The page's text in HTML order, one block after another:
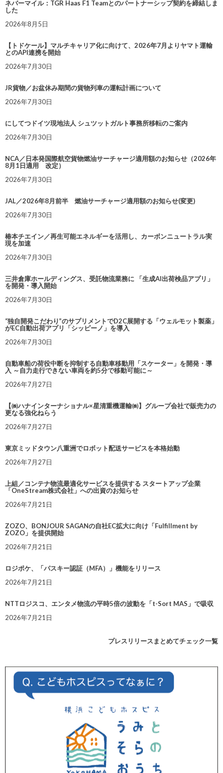
ネバーマイル：TGR Haas F1 Teamとのパートナーシップ契約を締結しま
した
2026年8月5日
【トドケール】マルチキャリア化に向けて、2026年7月よりヤマト運輸
とのAPI連携を開始
2026年7月30日
JR貨物／お盆休み期間の貨物列車の運転計画について
2026年7月30日
にしてつドイツ現地法人 シュツットガルト事務所移転のご案内
2026年7月30日
NCA／日本発国際航空貨物燃油サーチャージ適用額のお知らせ（2026年
8月1日適用 改定）
2026年7月30日
JAL／2026年8月前半 燃油サーチャージ適用額のお知らせ(変更)
2026年7月30日
椿本チエイン／再生可能エネルギーを活用し、カーボンニュートラル実
現を加速
2026年7月30日
三井倉庫ホールディングス、受託物流業務に 「生成AI出荷検品アプリ」
を開発・導入開始
2026年7月30日
“独自開発こだわり”のサプリメントでD2C展開する「ウェルモット製薬」
がEC自動出荷アプリ「シッピーノ」を導入
2026年7月30日
自動車船の荷役中断を抑制する自動車移動用「スケーター」を開発・導
入 ～自力走行できない車両を約5分で移動可能に～
2026年7月27日
【㈱ハナインターナショナル×星清重機運輸㈱】グループ会社で販売力の
更なる強化ねらう
2026年7月27日
東京ミッドタウン八重洲でロボット配送サービスを本格始動
2026年7月27日
上組／コンテナ物流最適化サービスを提供する スタートアップ企業
「OneStream株式会社」への出資のお知らせ
2026年7月21日
ZOZO、BONJOUR SAGANの自社EC拡大に向け「Fulfillment by
ZOZO」を提供開始
2026年7月21日
ロジポケ、「パスキー認証（MFA）」機能をリリース
2026年7月21日
NTTロジスコ、エンタメ物流の平時5倍の波動を「t-Sort MAS」で吸収
2026年7月21日
プレスリリースまとめてチェック一覧